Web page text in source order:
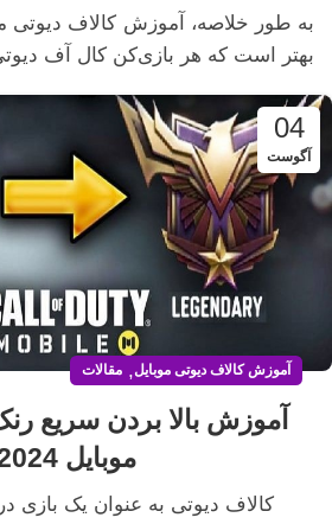
به طور خلاصه، آموزش کالاف دیوتی
بهتر است که هر بازی‌کن کال آف
04
آگوست
آموزش کالاف دیوتی موبایل, مقالات
آموزش بالا بردن سریع
موبایل 2024
کالاف دیوتی به عنوان یک بازی